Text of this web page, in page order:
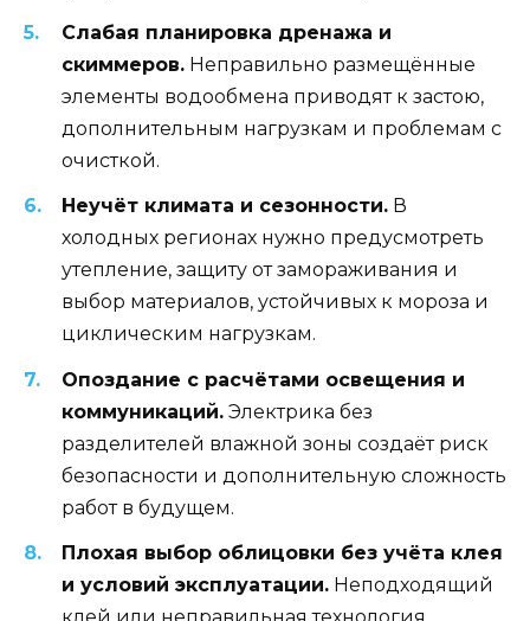
Слабая планировка дренажа и
скиммеров. Неправильно размещённые
элементы водообмена приводят к застою,
дополнительным нагрузкам и проблемам с
очисткой.
Неучёт климата и сезонности. В
холодных регионах нужно предусмотреть
утепление, защиту от замораживания и
выбор материалов, устойчивых к мороза и
циклическим нагрузкам.
Опоздание с расчётами освещения и
коммуникаций. Электрика без
разделителей влажной зоны создаёт риск
безопасности и дополнительную сложность
работ в будущем.
Плохая выбор облицовки без учёта клея
и условий эксплуатации. Неподходящий